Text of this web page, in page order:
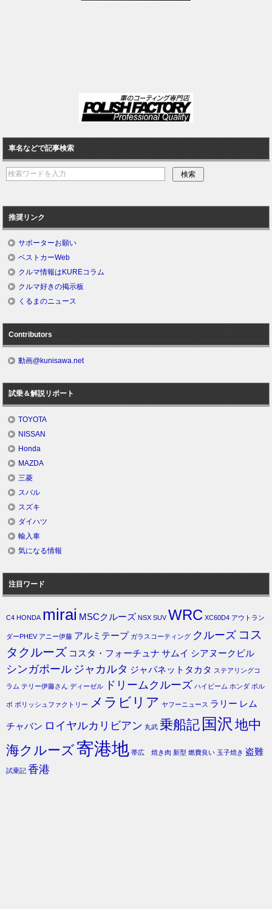
車名などで記事検索
推奨リンク
サポーターお願い
ベストカーWeb
クルマ情報はKUREコラム
クルマ好きの掲示板
くるまのニュース
Contributors
動画@kunisawa.net
試乗＆解説リポート
TOYOTA
NISSAN
Honda
MAZDA
三菱
スバル
スズキ
ダイハツ
輸入車
気になる情報
注目ワード
C4 HONDA mirai MSCクルーズ NSX SUV WRC XC60D4 アウトラン
ダーPHEV アニー伊藤 アルミテープ ガラスコーティング クルーズ コス
タクルーズ コスタ・フォーチュナ サムイ シアヌークビル
シンガポール ジャカルタ ジャパネットタカタ ステアリングコ
ラム テリー伊藤さん ディーゼル ドリームクルーズ ハイビーム ホンダ ボル
ボ ポリッシュファクトリー メラビリア ヤフーニュース ラリー レム
チャバン ロイヤルカリビアン 丸武 乗船記 国沢 地中
海クルーズ寄港地 帯広 焼き肉 新型 燃費良い 玉子焼き 盗難
試乗記 香港